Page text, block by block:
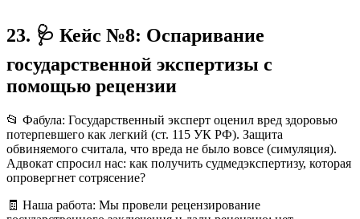
23. 🩺 Кейс №8: Оспаривание
государственной экспертизы с
помощью рецензии
📂 Фабула: Государственный эксперт оценил вред здоровью
потерпевшего как легкий (ст. 115 УК РФ). Защита
обвиняемого считала, что вреда не было вовсе (симуляция).
Адвокат спросил нас: как получить судмедэкспертизу, которая
опровергнет сотрясение?
🧾 Наша работа: Мы провели рецензирование